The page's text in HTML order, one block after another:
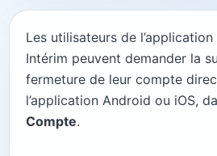
Les utilisateurs de
Intérim peuvent demander la
fermeture de leur compte
l’application Android ou iOS,
Compte.